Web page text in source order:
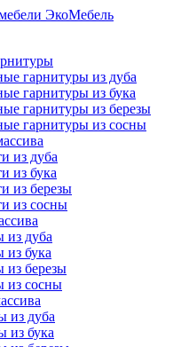
гарнитуры из дуба
гарнитуры из бука
гарнитуры из березы
гарнитуры из сосны
из дуба
из бука
из березы
из сосны
дуба
бука
березы
сосны
из дуба
из бука